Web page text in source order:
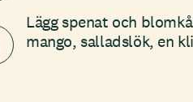
Lägg spenat och
mango, salladslök, en